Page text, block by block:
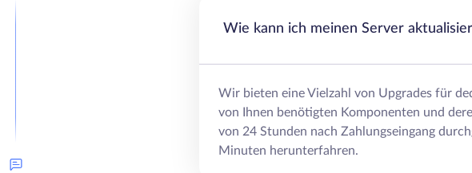
Wie kann ich meinen Server
Wir bieten eine Vielzahl von Upgrades für
von Ihnen benötigten Komponenten und
von 24 Stunden nach Zahlungseingang
Minuten herunterfahren.